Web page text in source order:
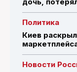
дочь,
Политика
Киев
Новости